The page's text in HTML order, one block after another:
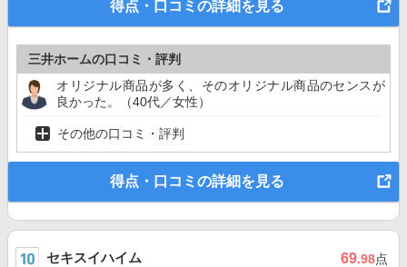
得点・口コミの詳細を見る
三井ホームの口コミ・評判
オリジナル商品が多く、そのオリジナル商品のセンスが
良かった。（40代／女性）
その他の口コミ・評判
得点・口コミの詳細を見る
セキスイハイム 69.98点